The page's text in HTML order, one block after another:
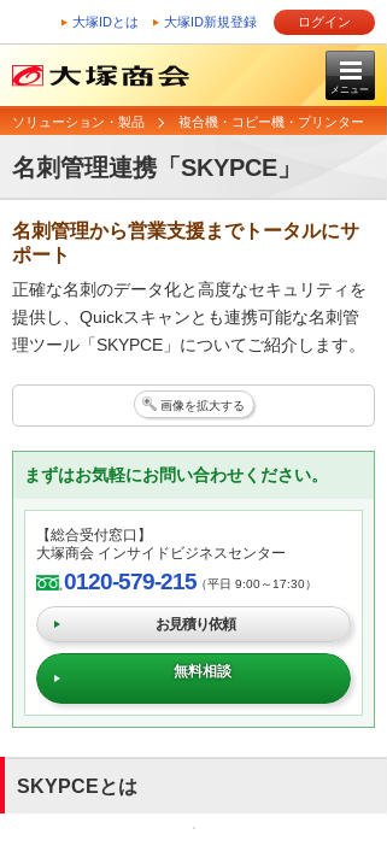
大塚IDとは 大塚ID新規登録 ログイン
メニュー
ソリューション・製品 複合機・コピー機・プリンター
名刺管理連携「SKYPCE」
名刺管理から営業支援までトータルにサ
ポート
正確な名刺のデータ化と高度なセキュリティを
提供し、Quickスキャンとも連携可能な名刺管
理ツール「SKYPCE」についてご紹介します。
画像を拡大する
まずはお気軽にお問い合わせください。
【総合受付窓口】
大塚商会 インサイドビジネスセンター
0120-579-215（平日 9:00～17:30）
お見積り依頼
無料相談
SKYPCEとは